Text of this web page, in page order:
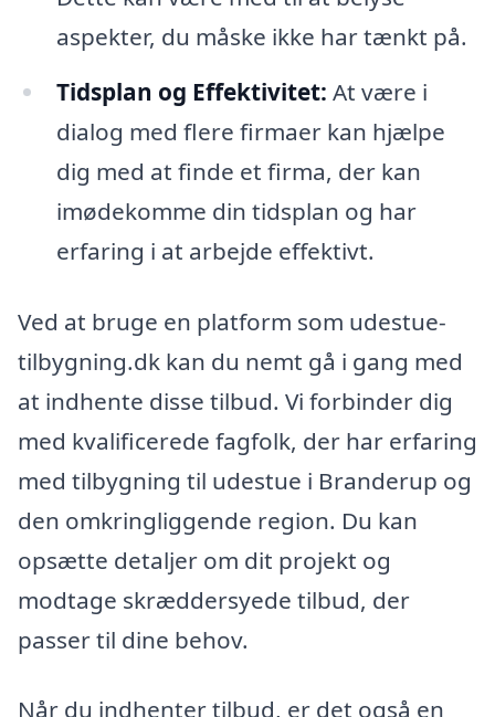
aspekter, du måske ikke har tænkt på.
Tidsplan og Effektivitet: At være i
dialog med flere firmaer kan hjælpe
dig med at finde et firma, der kan
imødekomme din tidsplan og har
erfaring i at arbejde effektivt.
Ved at bruge en platform som udestue-
tilbygning.dk kan du nemt gå i gang med
at indhente disse tilbud. Vi forbinder dig
med kvalificerede fagfolk, der har erfaring
med tilbygning til udestue i Branderup og
den omkringliggende region. Du kan
opsætte detaljer om dit projekt og
modtage skræddersyede tilbud, der
passer til dine behov.
Når du indhenter tilbud, er det også en